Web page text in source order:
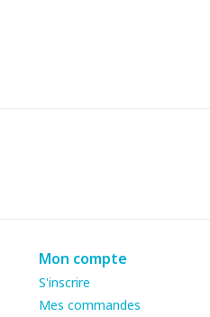
Mon compte
S'inscrire
Mes commandes